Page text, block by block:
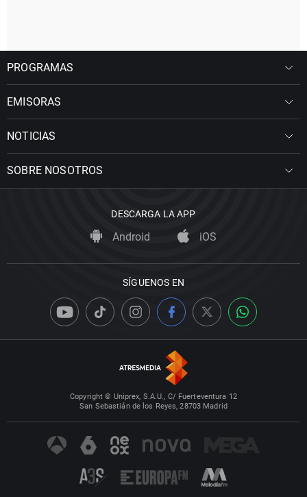
PROGRAMAS
EMISORAS
NOTICIAS
SOBRE NOSOTROS
DESCARGA LA APP
Android iOS
SÍGUENOS EN
Copyright © Uniprex, S.A.U., C/ Fuerteventura 12
San Sebastián de los Reyes, 28703 Madrid